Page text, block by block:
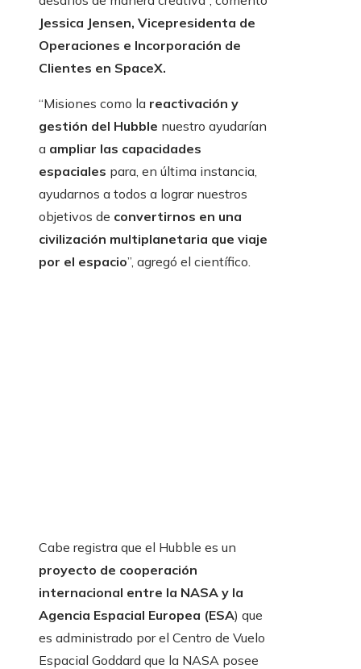
Jessica Jensen, Vicepresidenta de
Operaciones e Incorporación de
Clientes en SpaceX.
“Misiones como la reactivación y
gestión del Hubble nuestro ayudarían
a ampliar las capacidades
espaciales para, en última instancia,
ayudarnos a todos a lograr nuestros
objetivos de convertirnos en una
civilización multiplanetaria que viaje
por el espacio”, agregó el científico.
Cabe registra que el Hubble es un
proyecto de cooperación
internacional entre la NASA y la
Agencia Espacial Europea (ESA) que
es administrado por el Centro de Vuelo
Espacial Goddard que la NASA posee